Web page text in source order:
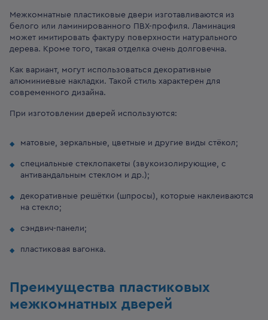
Межкомнатные пластиковые двери изготавливаются из
белого или ламинированного ПВХ-профиля. Ламинация
может имитировать фактуру поверхности натурального
дерева. Кроме того, такая отделка очень долговечна.
Как вариант, могут использоваться декоративные
алюминиевые накладки. Такой стиль характерен для
современного дизайна.
При изготовлении дверей используются:
матовые, зеркальные, цветные и другие виды стёкол;
специальные стеклопакеты (звукоизолирующие, с
антивандальным стеклом и др.);
декоративные решётки (шпросы), которые наклеиваются
на стекло;
сэндвич-панели;
пластиковая вагонка.
Преимущества пластиковых
межкомнатных дверей